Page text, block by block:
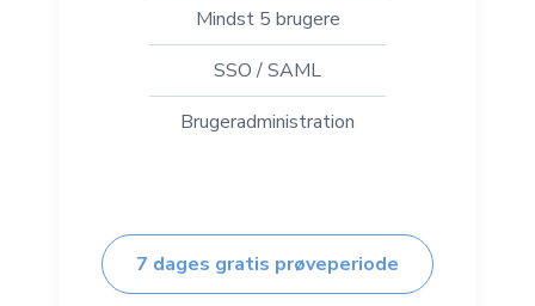
Mindst 5 brugere
SSO / SAML
Brugeradministration
7 dages gratis prøveperiode